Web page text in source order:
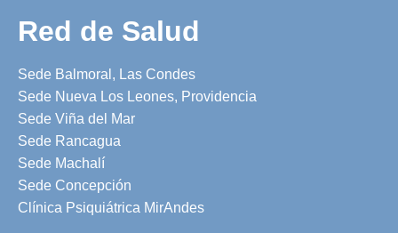
Red de Salud
Sede Balmoral, Las Condes
Sede Nueva Los Leones, Providencia
Sede Viña del Mar
Sede Rancagua
Sede Machalí
Sede Concepción
Clínica Psiquiátrica MirAndes